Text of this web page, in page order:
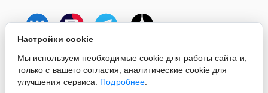
Настройки cookie
Мы используем необходимые cookie для работы сайта и,
только с вашего согласия, аналитические cookie для
улучшения сервиса. Подробнее.